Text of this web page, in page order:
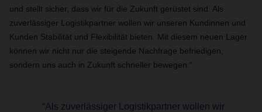
und stellt sicher, dass wir für die Zukunft gerüstet sind. Als
zuverlässiger Logistikpartner wollen wir unseren Kundinnen und
Kunden Stabilität und Flexibilität bieten. Mit diesem neuen Lager
können wir nicht nur die steigende Nachfrage befriedigen,
sondern uns auch in Zukunft schneller bewegen.“
“Als zuverlässiger Logistikpartner wollen wir